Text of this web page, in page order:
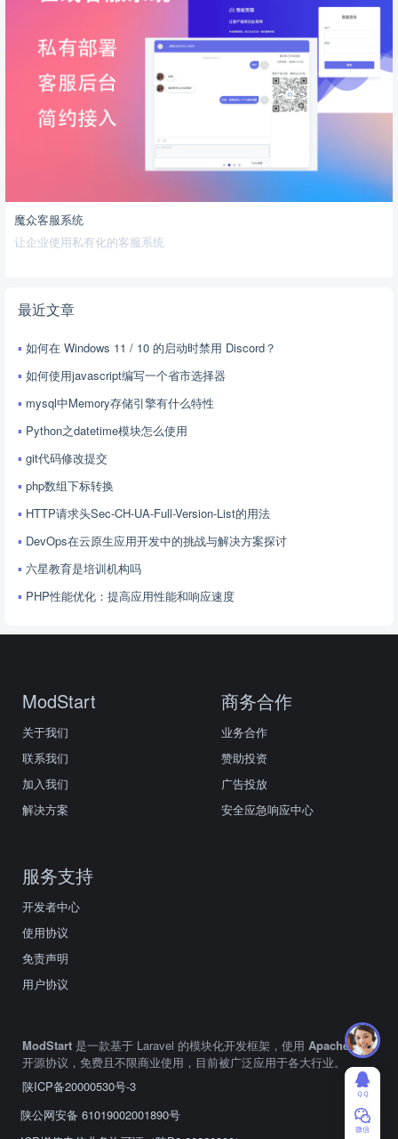
魔众客服系统
让企业使用私有化的客服系统
最近文章
如何在 Windows 11 / 10 的启动时禁用 Discord？
如何使用javascript编写一个省市选择器
mysql中Memory存储引擎有什么特性
Python之datetime模块怎么使用
git代码修改提交
php数组下标转换
HTTP请求头Sec-CH-UA-Full-Version-List的用法
DevOps在云原生应用开发中的挑战与解决方案探讨
六星教育是培训机构吗
PHP性能优化：提高应用性能和响应速度
ModStart
关于我们
联系我们
加入我们
解决方案
商务合作
业务合作
赞助投资
广告投放
安全应急响应中心
服务支持
开发者中心
使用协议
免责声明
用户协议
ModStart 是一款基于 Laravel 的模块化开发框架，使用 Apache2.0
开源协议，免费且不限商业使用，目前被广泛应用于各大行业。
陕ICP备20000530号-3
陕公网安备 61019002001890号
ＱＱ
微信